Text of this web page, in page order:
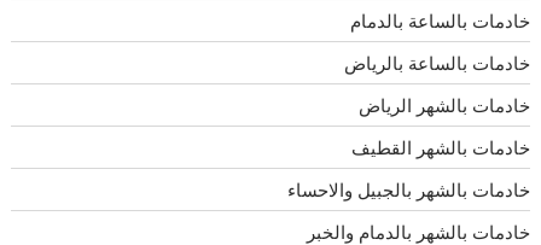
خادمات بالساعة بالدمام
خادمات بالساعة بالرياض
خادمات بالشهر الرياض
خادمات بالشهر القطيف
خادمات بالشهر بالجبيل والاحساء
خادمات بالشهر بالدمام والخبر